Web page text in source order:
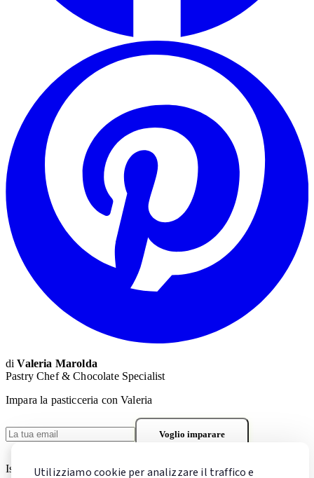
Utilizziamo cookie per analizzare il traffico e
diValeria Marolda
Pastry Chef & Chocolate Specialist
Impara la pasticceria con Valeria
Voglio imparare
Iscrivendoti accetti la Privacy Policy. Puoi cancellarti in qualsiasi